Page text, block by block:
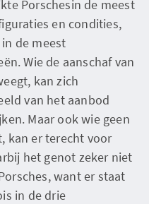
Porschesin de meest
en condities,
de meest
Wie de aanschaf van
kan zich
van het aanbod
Maar ook wie geen
kan er terecht voor
het genot zeker niet
want er staat
in de drie